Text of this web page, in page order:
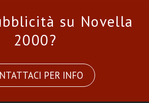
su Novella
2000?
PER INFO